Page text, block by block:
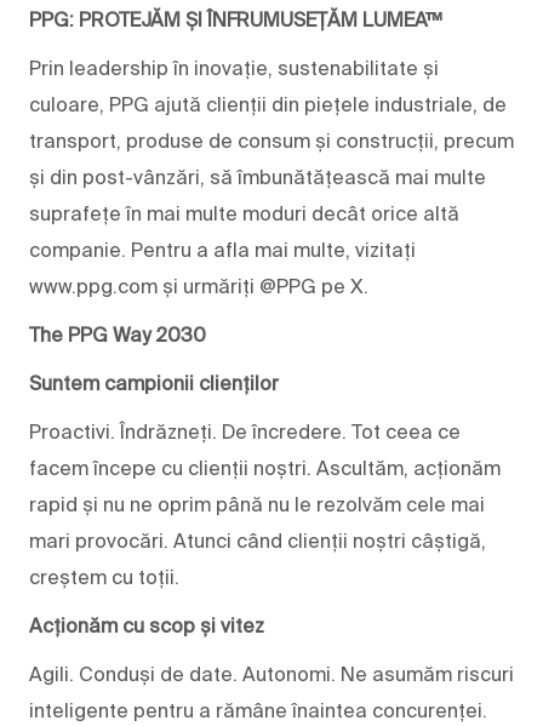
PPG: PROTEJĂM ȘI ÎNFRUMUSEȚĂM LUMEA™
Prin leadership în inovație, sustenabilitate și
culoare, PPG ajută clienții din piețele industriale, de
transport, produse de consum și construcții, precum
și din post-vânzări, să îmbunătățească mai multe
suprafețe în mai multe moduri decât orice altă
companie. Pentru a afla mai multe, vizitați
www.ppg.com și urmăriți @PPG pe X.
The PPG Way 2030
Suntem campionii clienților
Proactivi. Îndrăzneți. De încredere. Tot ceea ce
facem începe cu clienții noștri. Ascultăm, acționăm
rapid și nu ne oprim până nu le rezolvăm cele mai
mari provocări. Atunci când clienții noștri câștigă,
creștem cu toții.
Acționăm cu scop și vitez
Agili. Conduși de date. Autonomi. Ne asumăm riscuri
inteligente pentru a rămâne înaintea concurenței.